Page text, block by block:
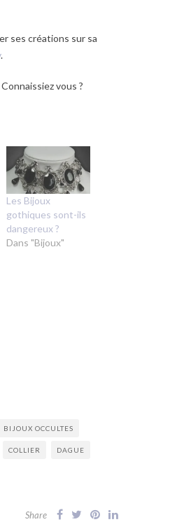
ses créations sur sa
.
vous ?
Les Bijoux
gothiques sont-ils
dangereux ?
Dans "Bijoux"
BIJOUX OCCULTES
COLLIER DAGUE
Share